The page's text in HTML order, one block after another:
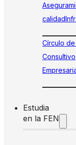
calidad
Círculo de
Consultivo
Estudia
en la FEN